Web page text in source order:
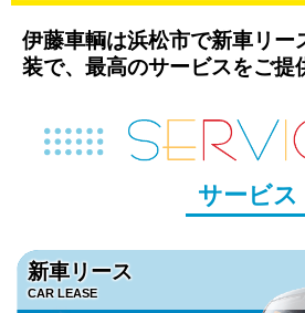
伊藤車輌は浜松市で新車リー
装で、最高のサービスをご提
サービス
新車リース
CAR LEASE